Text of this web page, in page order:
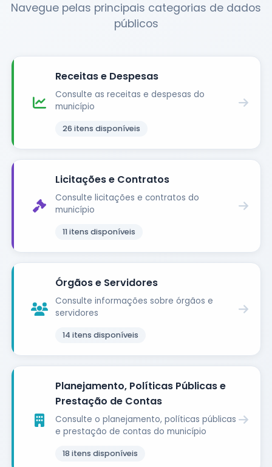
Navegue pelas principais categorias de dados
públicos
Receitas e Despesas
Consulte as receitas e despesas do
município
26 itens disponíveis
Licitações e Contratos
Consulte licitações e contratos do
município
11itens disponíveis
Órgãos e Servidores
Consulte informações sobre órgãos e
servidores
14 itens disponíveis
Planejamento, Políticas Públicas e
Prestação de Contas
Consulte o planejamento, políticas públicas
e prestação de contas do município
18 itens disponíveis